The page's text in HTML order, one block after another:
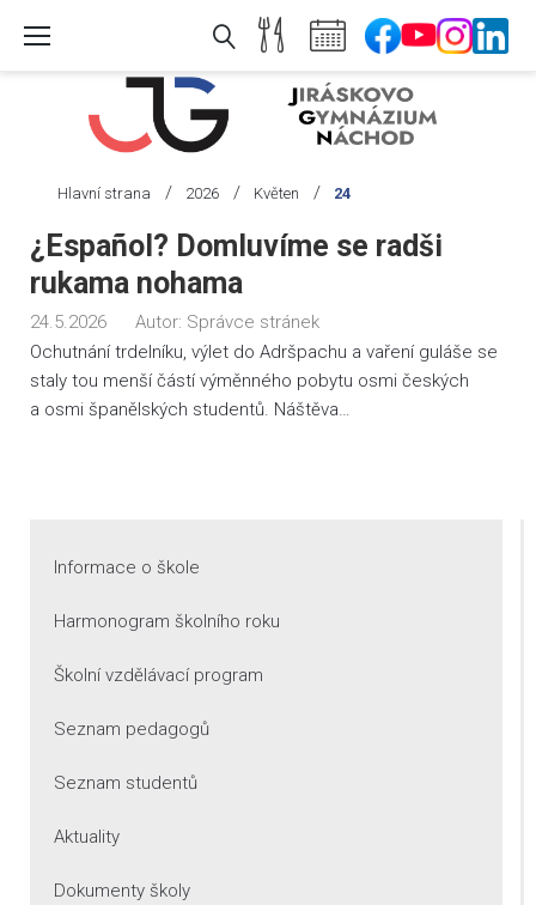
Hlavní strana / 2026 / Květen / 24
Den:
24.
5.
2026
¿Español? Domluvíme se radši
rukama nohama
24.5.2026 Autor: Správce stránek
Ochutnání trdelníku, výlet do Adršpachu a vaření guláše se
staly tou menší částí výměnného pobytu osmi českých
a osmi španělských studentů. Náštěva…
Informace o škole
Harmonogram školního roku
Školní vzdělávací program
Seznam pedagogů
Seznam studentů
Aktuality
Dokumenty školy